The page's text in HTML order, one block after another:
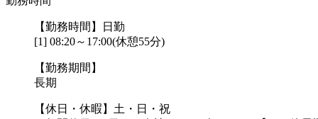
【勤務時間】日勤
[1] 08:20～17:00(休憩55分)
【勤務期間】
長期
【休日・休暇】土・日・祝